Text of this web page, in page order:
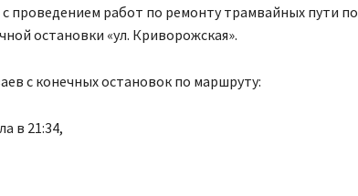
проведением работ по ремонту трамвайных пути по
остановки «ул. Криворожская».
с конечных остановок по маршруту:
в 21:34,